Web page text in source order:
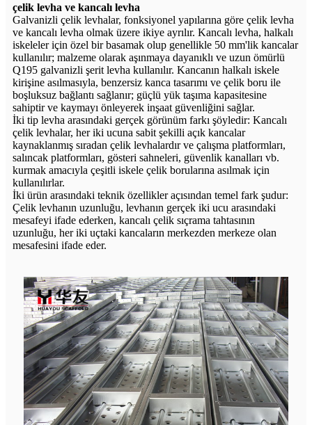
çelik levha ve kancalı levha
Galvanizli çelik levhalar, fonksiyonel yapılarına göre çelik levha
ve kancalı levha olmak üzere ikiye ayrılır. Kancalı levha, halkalı
iskeleler için özel bir basamak olup genellikle 50 mm'lik kancalar
kullanılır; malzeme olarak aşınmaya dayanıklı ve uzun ömürlü
Q195 galvanizli şerit levha kullanılır. Kancanın halkalı iskele
kirişine asılmasıyla, benzersiz kanca tasarımı ve çelik boru ile
boşluksuz bağlantı sağlanır; güçlü yük taşıma kapasitesine
sahiptir ve kaymayı önleyerek inşaat güvenliğini sağlar.
İki tip levha arasındaki gerçek görünüm farkı şöyledir: Kancalı
çelik levhalar, her iki ucuna sabit şekilli açık kancalar
kaynaklanmış sıradan çelik levhalardır ve çalışma platformları,
salıncak platformları, gösteri sahneleri, güvenlik kanalları vb.
kurmak amacıyla çeşitli iskele çelik borularına asılmak için
kullanılırlar.
İki ürün arasındaki teknik özellikler açısından temel fark şudur:
Çelik levhanın uzunluğu, levhanın gerçek iki ucu arasındaki
mesafeyi ifade ederken, kancalı çelik sıçrama tahtasının
uzunluğu, her iki uçtaki kancaların merkezden merkeze olan
mesafesini ifade eder.